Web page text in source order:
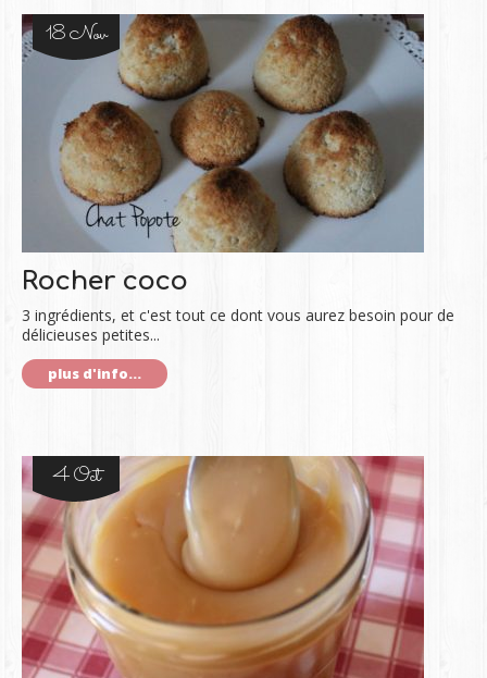
18 Nov
Rocher coco
3 ingrédients, et c'est tout ce dont vous aurez besoin pour de
délicieuses petites...
plus d'info...
4 Oct